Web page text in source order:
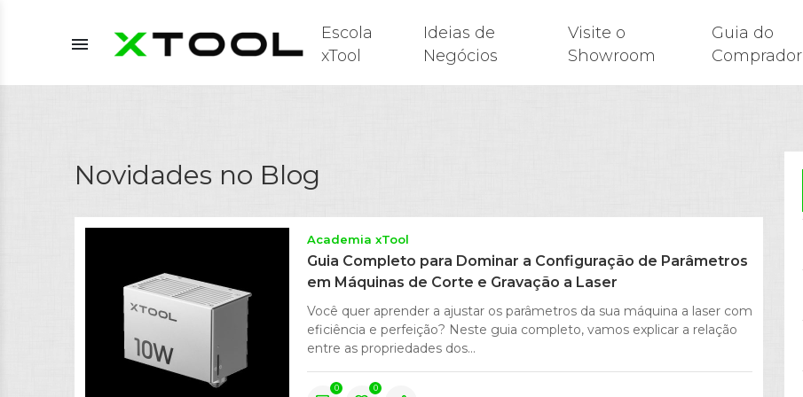
menu
Escola
xTool
Ideias de
Negócios
Visite o
Showroom
Guia do
Comprador
Novidades no Blog
Academia xTool
Guia Completo para Dominar a Configuração de Parâmetros
em Máquinas de Corte e Gravação a Laser
Você quer aprender a ajustar os parâmetros da sua máquina a laser com
eficiência e perfeição? Neste guia completo, vamos explicar a relação
entre as propriedades dos...
0 0